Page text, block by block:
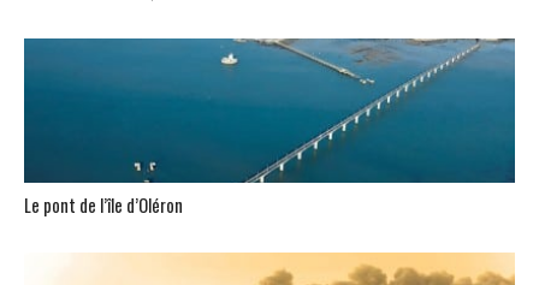
Le pont de l’île d’Oléron